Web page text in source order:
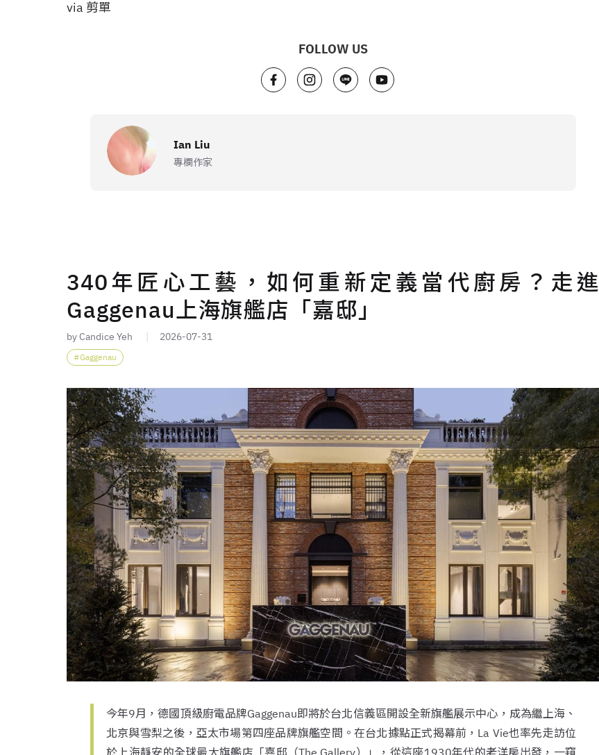
via 剪單
FOLLOW US
Ian Liu
專欄作家
340年匠心工藝，如何重新定義當代廚房？走進
Gaggenau上海旗艦店「嘉邸」
by Candice Yeh 2026-07-31
Gaggenau
今年9月，德國頂級廚電品牌Gaggenau即將於台北信義區開設全新旗艦展示中心，成為繼上海、
北京與雪梨之後，亞太市場第四座品牌旗艦空間。在台北據點正式揭幕前，La Vie也率先走訪位
於上海靜安的全球最大旗艦店「嘉邸（The Gallery）」，從這座1930年代的老洋房出發，一窺